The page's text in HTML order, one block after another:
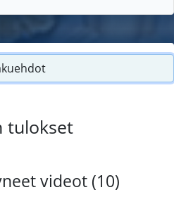
tulokset
videot (10)